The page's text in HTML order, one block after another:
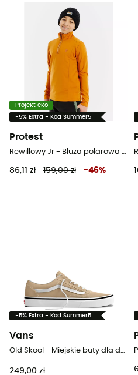
Projekt eko
-5% Extra - Kod Summer5
Protest
Rewillowy Jr - Bluza polarowa dziecięca
86,11 zł 159,00 zł -46%
-5% Extra - Kod Summer5
Vans
249,00 zł